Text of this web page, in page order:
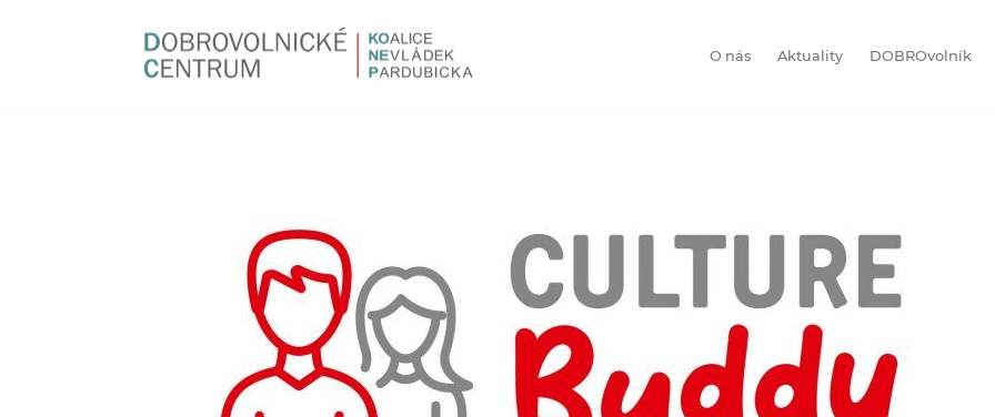
O nás Aktuality DOBROvolník